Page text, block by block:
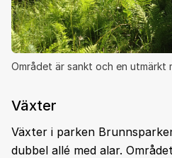
Området är sankt och en
Växter
Växter i parken
dubbel allé med alar.